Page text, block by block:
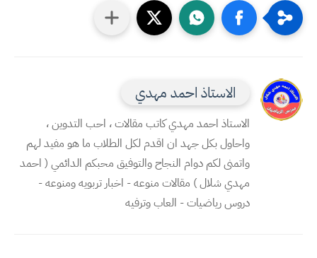
الاستاذ احمد مهدي
الاستاذ احمد مهدي كاتب مقالات ، احب التدوين ،
واحاول بكل جهد ان اقدم لكل الطلاب ما هو مفيد لهم
واتمنى لكم دوام النجاح والتوفيق محبكم الدائمي ( احمد
مهدي شلال ) مقالات منوعه - اخبار تربويه ومنوعه -
دروس رياضيات - العاب وترفيه